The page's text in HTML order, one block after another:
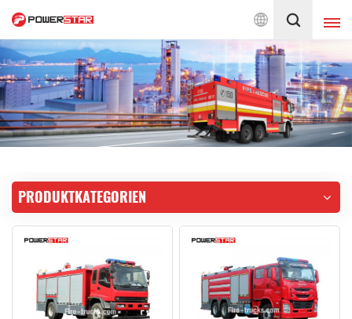
für Feuerwehr-Service Deutsch
English français
Deutsch русский
português
日本語
한국의 Türkçe
Melayu ไทย
PRODUKTKATEGORIEN